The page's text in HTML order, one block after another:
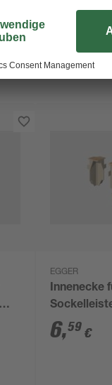
EGGER
Innenecke
Toffee 2
6,59 €